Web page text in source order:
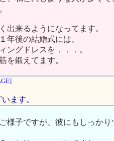
出来るようになってます。
年後の結婚式には、
ングドレスを．．．。
を鍛えてます。
ます。
様子ですが、彼にもしっか